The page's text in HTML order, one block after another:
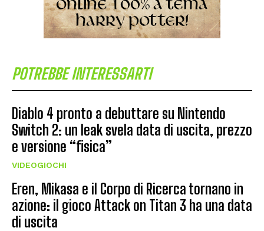
POTREBBE INTERESSARTI
Diablo 4 pronto a debuttare su Nintendo
Switch 2: un leak svela data di uscita, prezzo
e versione “fisica”
VIDEOGIOCHI
Eren, Mikasa e il Corpo di Ricerca tornano in
azione: il gioco Attack on Titan 3 ha una data
di uscita